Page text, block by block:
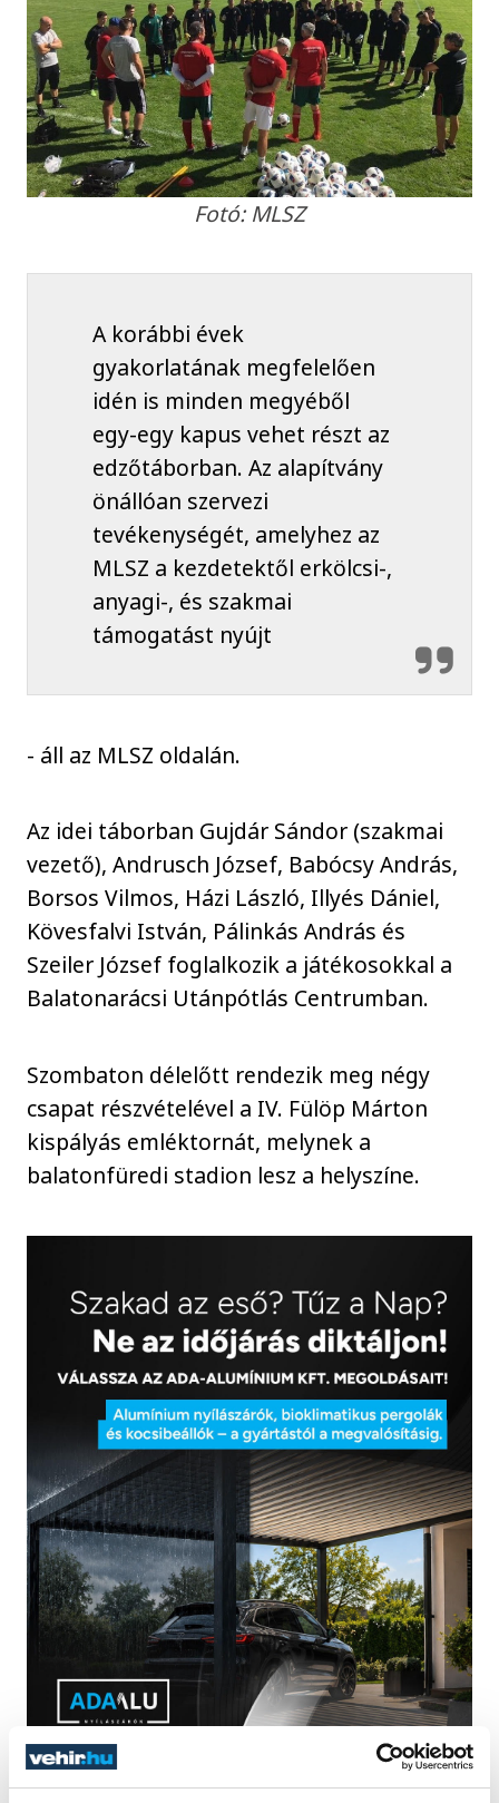
Fotó: MLSZ
A korábbi évek
gyakorlatának megfelelően
idén is minden megyéből
egy-egy kapus vehet részt az
edzőtáborban. Az alapítvány
önállóan szervezi
tevékenységét, amelyhez az
MLSZ a kezdetektől erkölcsi-,
anyagi-, és szakmai
támogatást nyújt
- áll az MLSZ oldalán.
Az idei táborban Gujdár Sándor (szakmai
vezető), Andrusch József, Babócsy András,
Borsos Vilmos, Házi László, Illyés Dániel,
Kövesfalvi István, Pálinkás András és
Szeiler József foglalkozik a játékosokkal a
Balatonarácsi Utánpótlás Centrumban.
Szombaton délelőtt rendezik meg négy
csapat részvételével a IV. Fülöp Márton
kispályás emléktornát, melynek a
balatonfüredi stadion lesz a helyszíne.